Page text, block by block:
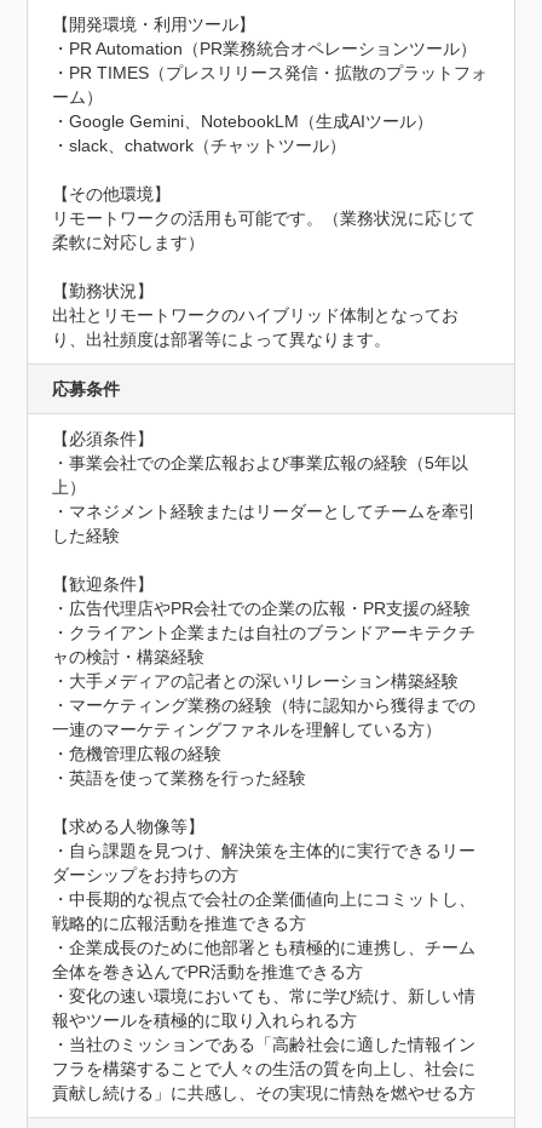
【開発環境・利用ツール】
・PR Automation（PR業務統合オペレーションツール）
・PR TIMES（プレスリリース発信・拡散のプラットフォ
ーム）
・Google Gemini、NotebookLM（生成AIツール）
・slack、chatwork（チャットツール）
【その他環境】
リモートワークの活用も可能です。（業務状況に応じて
柔軟に対応します）
【勤務状況】
出社とリモートワークのハイブリッド体制となってお
り、出社頻度は部署等によって異なります。
応募条件
【必須条件】
・事業会社での企業広報および事業広報の経験（5年以
上）
・マネジメント経験またはリーダーとしてチームを牽引
した経験
【歓迎条件】
・広告代理店やPR会社での企業の広報・PR支援の経験
・クライアント企業または自社のブランドアーキテクチ
ャの検討・構築経験
・大手メディアの記者との深いリレーション構築経験
・マーケティング業務の経験（特に認知から獲得までの
一連のマーケティングファネルを理解している方）
・危機管理広報の経験
・英語を使って業務を行った経験
【求める人物像等】
・自ら課題を見つけ、解決策を主体的に実行できるリー
ダーシップをお持ちの方
・中長期的な視点で会社の企業価値向上にコミットし、
戦略的に広報活動を推進できる方
・企業成長のために他部署とも積極的に連携し、チーム
全体を巻き込んでPR活動を推進できる方
・変化の速い環境においても、常に学び続け、新しい情
報やツールを積極的に取り入れられる方
・当社のミッションである「高齢社会に適した情報イン
フラを構築することで人々の生活の質を向上し、社会に
貢献し続ける」に共感し、その実現に情熱を燃やせる方